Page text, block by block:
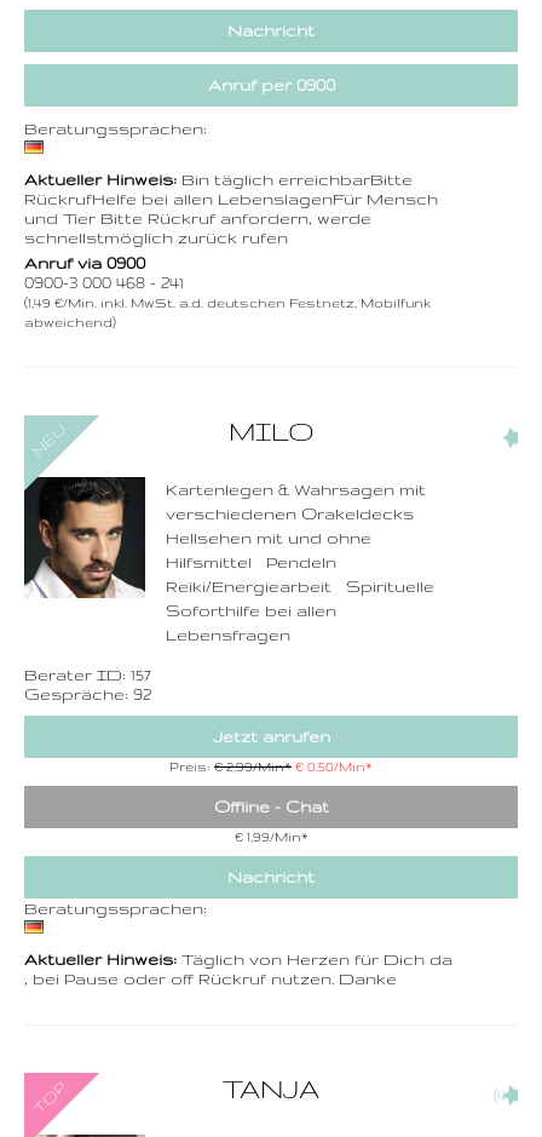
Nachricht
Anruf per 0900
Beratungssprachen:
Aktueller Hinweis: Bin täglich erreichbarBitte
RückrufHelfe bei allen LebenslagenFür Mensch
und Tier Bitte Rückruf anfordern, werde
schnellstmöglich zurück rufen
Anruf via 0900
0900-3 000 468 - 241
(1,49 €/Min. inkl. MwSt. a.d. deutschen Festnetz, Mobilfunk
abweichend)
MILO (1)
Kartenlegen & Wahrsagen mit
verschiedenen Orakeldecks
Hellsehen mit und ohne
Hilfsmittel Pendeln
Reiki/Energiearbeit Spirituelle
Soforthilfe bei allen
Lebensfragen
Berater ID: 157
Gespräche: 92
Jetzt anrufen
Preis: € 2,99/Min* € 0,50/Min*
Offline - Chat
€ 1,99/Min*
Nachricht
0900-3 000 468 - 157
1,49 €/Min. inkl. MwSt.
Wählen Sie diese
Rufnummer inklusive
dem Beratercode
Zurück
Beratungssprachen:
Aktueller Hinweis: Täglich von Herzen für Dich da
, bei Pause oder off Rückruf nutzen. Danke
TANJA (47)
0900-3 000 468 - 111
1,49 €/Min. inkl. MwSt.
Wählen Sie diese
Rufnummer inklusive